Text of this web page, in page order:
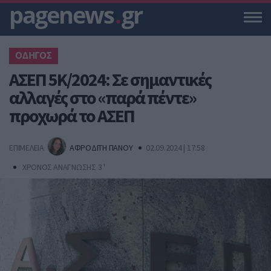
pagenews.gr
ΟΔΗΓΟΣ
ΑΣΕΠ 5Κ/2024: Σε σημαντικές
αλλαγές στο «παρά πέντε»
προχωρά το ΑΣΕΠ
ΕΠΙΜΕΛΕΙΑ ΑΦΡΟΔΙΤΗ ΠΑΝΟΥ
02.09.2024 | 17:58
ΧΡΟΝΟΣ ΑΝΑΓΝΩΣΗΣ 3 '